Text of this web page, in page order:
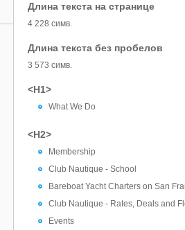
Длина текста на странице
4 228 симв.
Длина текста без пробелов
3 573 симв.
<H1>
What We Do
<H2>
Membership
Club Nautique - School
Bareboat Yacht Charters on San
Club Nautique - Rates, Deals and
Events